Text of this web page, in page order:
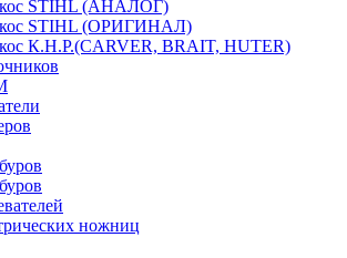
STIHL (АНАЛОГ)
STIHL (ОРИГИНАЛ)
К.Н.Р.(CARVER, BRAIT, HUTER)
ножниц